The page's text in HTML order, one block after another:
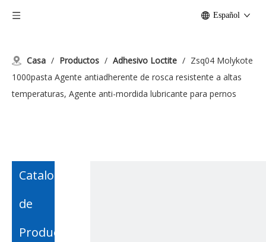
Español
Casa / Productos / Adhesivo Loctite / Zsq04 Molykote
1000pasta Agente antiadherente de rosca resistente a altas
temperaturas, Agente anti-mordida lubricante para pernos
Catalogo
de
Producto